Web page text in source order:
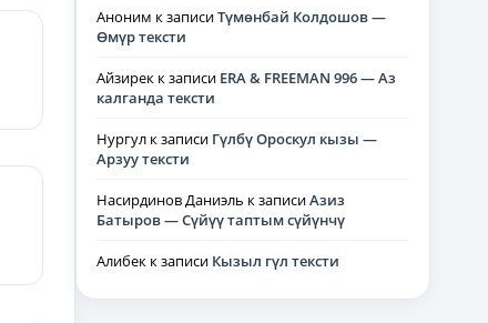
Аноним к записиТүмөнбай Колдошов —
Өмүр тексти
Айзирек к записи ERA & FREEMAN 996 — Аз
калганда тексти
Нургул к записи Гүлбү Ороскул кызы —
Арзуу тексти
Насирдинов Даниэль к записиАзиз
Батыров — Сүйүү таптым сүйүнчү
Алибек к записи Кызыл гүл тексти